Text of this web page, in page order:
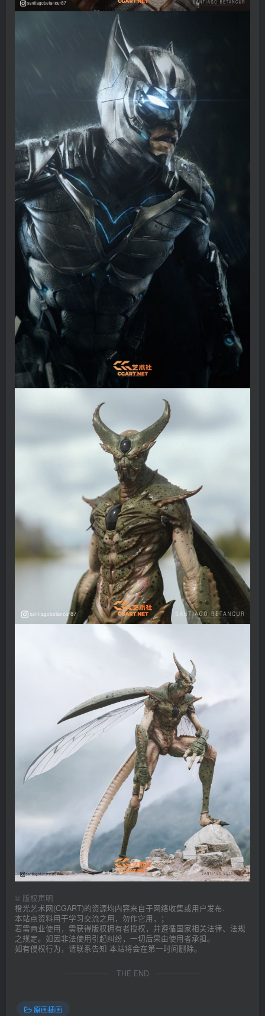
© 版权声明
橙光艺术网(CGART)的资源均内容来自于网络收集或用户发布.
本站点资料用于学习交流之用，勿作它用，；
若需商业使用，需获得版权拥有者授权，并遵循国家相关法律、法规
之规定。如因非法使用引起纠纷，一切后果由使用者承担。
如有侵权行为，请联系告知 本站将会在第一时间删除。
THE END
原画插画